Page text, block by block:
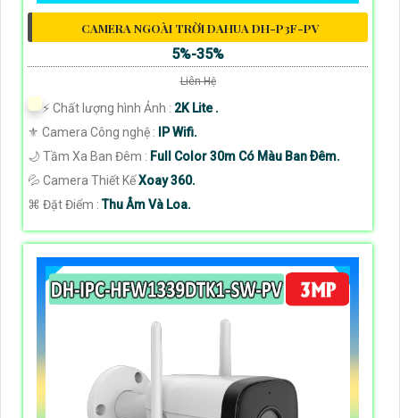
CAMERA NGOÀI TRỜI DAHUA DH-P3F-PV
5%-35%
Liên Hệ
️⚡ Chất lượng hình Ảnh : 2K Lite .
⚜️ Camera Công nghệ :
IP Wifi.
🌙 Tầm Xa Ban Đêm : Full Color 30m Có Màu Ban Ðêm.
💦 Camera Thiết KếXoay 360.
️⌘ Đặt Điểm :Thu Âm Và Loa.